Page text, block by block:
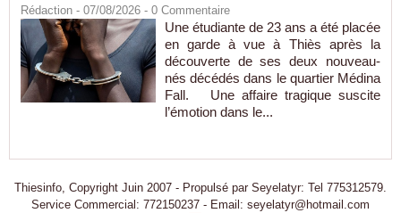
Rédaction - 07/08/2026 - 0 Commentaire
Une étudiante de 23 ans a été placée
en garde à vue à Thiès après la
découverte de ses deux nouveau-
nés décédés dans le quartier Médina
Fall. Une affaire tragique suscite
l’émotion dans le...
Thiesinfo, Copyright Juin 2007 - Propulsé par Seyelatyr: Tel 775312579.
Service Commercial: 772150237 - Email: seyelatyr@hotmail.com